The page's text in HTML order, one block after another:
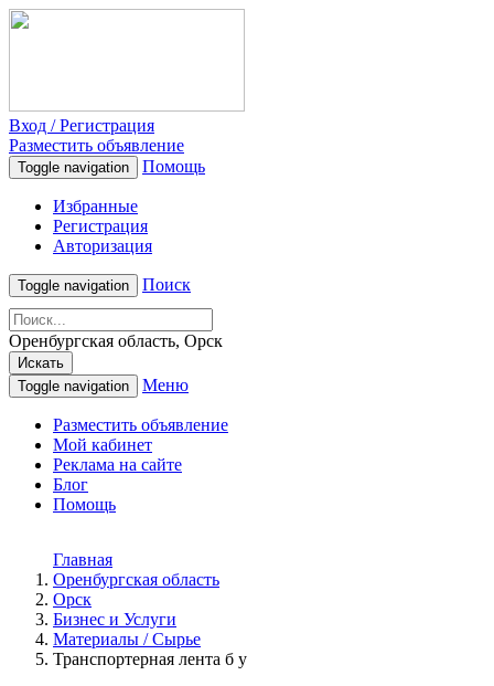
Вход / Регистрация
Разместить объявление
Toggle navigation Помощь
Избранные
Регистрация
Авторизация
Toggle navigation Поиск
Оренбургская область, Орск
Искать
Toggle navigation
Меню
Разместить объявление
Мой кабинет
Реклама на сайте
Блог
Помощь
Главная
Оренбургская область
Орск
Бизнес и Услуги
Материалы / Сырье
Транспортерная лента б у